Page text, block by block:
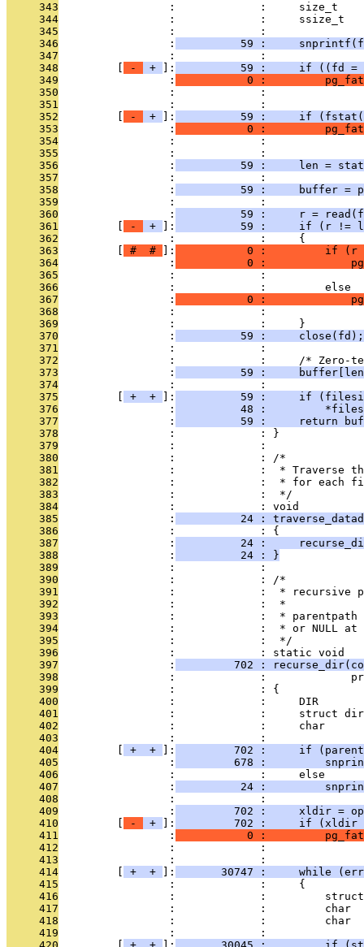
     343
:             :     size_t
     344
:             :     ssize_t
     345
                 :             :
     346
                 :
59 :
     347
                 :             :
     348
- + ]:
59 :     if ((fd =
     349
                 :
0 :
     350
:             :
     351
                 :             :
     352
- + ]:
59 :     if
     353
                 :
0 :
     354
:             :
     355
                 :             :
     356
                 :
59 :     len =
     357
                 :             :
     358
                 :
59 :     buffer =
     359
                 :             :
     360
                 :
59 :     r =
     361
- + ]:
59 :     if (r !=
     362
                 :             :     {
     363
# # ]:
0 :         if (r
     364
                 :
0 :
     365
:             :
     366
                 :             :         else
     367
                 :
0 :
     368
:             :
     369
                 :             :     }
     370
                 :
          59 :     close(fd);
     371
                 :             :
     372
:             :     /* Zero-
     373
                 :
59 :
     374
                 :             :
     375
+ + ]:
59 :     if
     376
                 :
48 :
     377
                 :
59 :     return
     378
                 :             : }
     379
                 :             :
     380
                 :             : /*
     381
:             :  * Traverse
     382
:             :  * for each
     383
                 :             :  */
     384
                 :             : void
     385
                 :
24 :
     386
                 :             : {
     387
                 :
24 :
     388
                 :
          24 : }
     389
                 :             :
     390
                 :             : /*
     391
:             :  * recursive
     392
                 :             :  *
     393
:             :  *
     394
:             :  * or NULL at
     395
                 :             :  */
     396
                 :             : static void
     397
                 :
702 :
     398
:             :
     399
                 :             : {
     400
:             :     DIR
     401
:             :     struct
     402
:             :     char
     403
                 :             :
     404
+ + ]:
702 :     if
     405
                 :
678 :
     406
                 :             :     else
     407
                 :
24 :
     408
                 :             :
     409
                 :
702 :     xldir =
     410
- + ]:
702 :     if (xldir
     411
                 :
0 :
     412
:             :
     413
                 :             :
     414
+ + ]:
30747 :     while
     415
                 :             :     {
     416
:             :
     417
:             :         char
     418
:             :         char
     419
                 :             :